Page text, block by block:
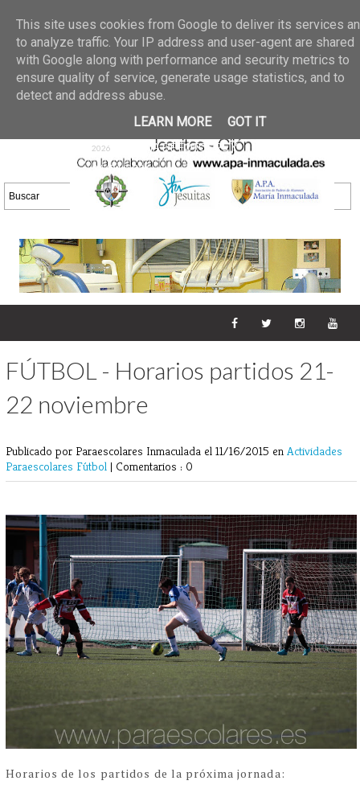
02 jun 2026
GALERIA DE FOTOS
30/05/2026
25 may 2026
GALERIA
DE FOTOS 23/05/2026
20 may
2026
GALERIA DE FOTOS
16/05/2026
DE FOTOS 09/05/2026
28 abr
2026
GALERIA DE FOTOS 25 Y
26/04/2026
FÚTBOL - Horarios partidos 21-
22 noviembre
Publicado por Paraescolares Inmaculada el 11/16/2015 en Actividades
Paraescolares Fútbol | Comentarios : 0
Horarios de los partidos de la próxima jornada:
This site uses cookies from Google to deliver its services
to analyze traffic. Your IP address and user-agent are shared
with Google along with performance and security metrics to
ensure quality of service, generate usage statistics, and to
detect and address abuse.
LEARN MORE
GOT IT